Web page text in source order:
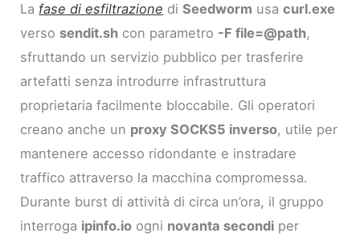
La fase di esfiltrazione diSeedworm usacurl.exe
verso sendit.sh con parametro -F file=@path,
sfruttando un servizio pubblico per trasferire
artefatti senza introdurre infrastruttura
proprietaria facilmente bloccabile. Gli operatori
creano anche un proxy SOCKS5 inverso, utile per
mantenere accesso ridondante e instradare
traffico attraverso la macchina compromessa.
Durante burst di attività di circa un’ora, il gruppo
interroga ipinfo.io ogni novanta secondi per